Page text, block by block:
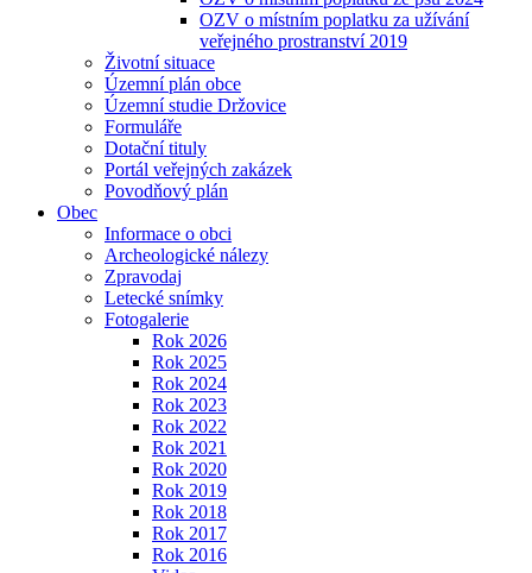
OZV o místním poplatku za užívání
veřejného prostranství 2019
Životní situace
Územní plán obce
Územní studie Držovice
Formuláře
Dotační tituly
Portál veřejných zakázek
Povodňový plán
Obec
Informace o obci
Archeologické nálezy
Zpravodaj
Letecké snímky
Fotogalerie
Rok 2026
Rok 2025
Rok 2024
Rok 2023
Rok 2022
Rok 2021
Rok 2020
Rok 2019
Rok 2018
Rok 2017
Rok 2016